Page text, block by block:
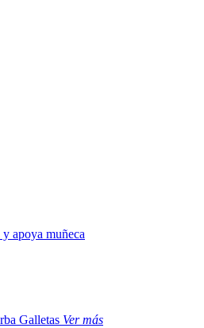
apoya muñeca
Galletas Ver más